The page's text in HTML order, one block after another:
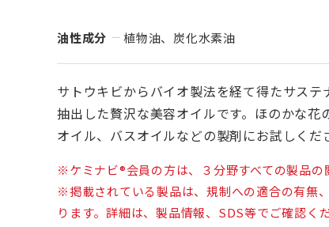
油性成分 植物油、炭化水素油
サトウキビからバイオ製法を経て得たサス
抽出した贅沢な美容オイルです。ほのかな
オイル、バスオイルなどの製剤にお試しくだ
※ケミナビ®会員の方は、３分野すべての製品
※掲載されている製品は、規制への適合の有無
ります。詳細は、製品情報、SDS等でご確認くだ